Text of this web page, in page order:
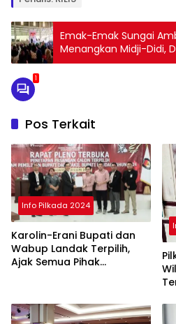
Emak-Emak Sungai
Menangkan Midji-Didi,
Jalan
1
Pos Terkait
Info Pilkada 2024
Karolin-Erani Bupati dan
Wabup Landak Terpilih,
Ajak Semua Pihak